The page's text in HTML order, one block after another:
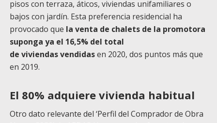
pisos con terraza, áticos, viviendas unifamiliares o
bajos con jardín. Esta preferencia residencial ha
provocado que la venta de chalets de la promotora
suponga ya el 16,5% del total
de viviendas vendidasen 2020, dos puntos más que
en 2019.
El 80% adquiere vivienda habitual
Otro dato relevante del ‘Perfil del Comprador de Obra